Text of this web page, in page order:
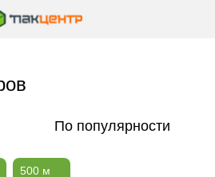
По популярности
500 м